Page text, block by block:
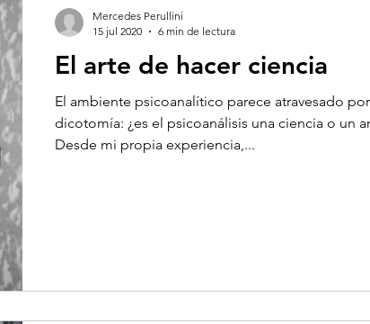
El arte de hacer ciencia
El ambiente psicoanalítico parece atravesado
dicotomía: ¿es el psicoanálisis una ciencia o un
Desde mi propia experiencia,...
Mercedes Perullini
15 jul 2020
6 min de lectura